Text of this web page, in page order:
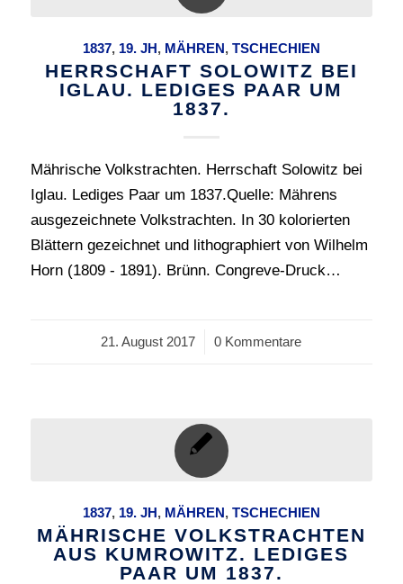
1837, 19. JH, MÄHREN, TSCHECHIEN
HERRSCHAFT SOLOWITZ BEI
IGLAU. LEDIGES PAAR UM
1837.
Mährische Volkstrachten. Herrschaft Solowitz bei
Iglau. Lediges Paar um 1837.Quelle: Mährens
ausgezeichnete Volkstrachten. In 30 kolorierten
Blättern gezeichnet und lithographiert von Wilhelm
Horn (1809 - 1891). Brünn. Congreve-Druck…
21. August 2017
/ 0 Kommentare
1837, 19. JH, MÄHREN, TSCHECHIEN
MÄHRISCHE VOLKSTRACHTEN
AUS KUMROWITZ. LEDIGES
PAAR UM 1837.